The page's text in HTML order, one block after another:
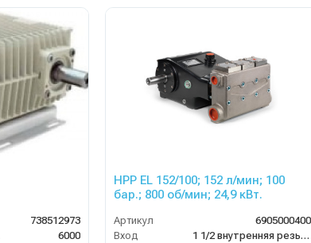
738512973
6000
HPP EL 152/100; 152 л/мин; 100
бар.; 800 об/мин; 24,9 кВт.
Артикул
6905000400
Вход
1 1/2 внутренняя резьба